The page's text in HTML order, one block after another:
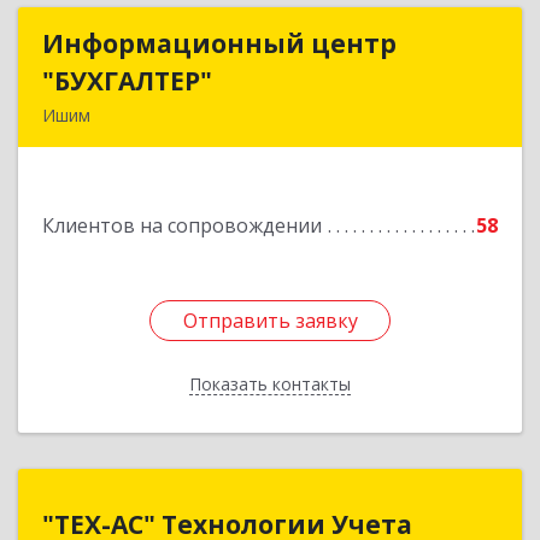
Информационный центр
"БУХГАЛТЕР"
Ишим
Клиентов на сопровождении 58
Отправить заявку
Показать контакты
Информационный центр
Подробнее
Отправить заявку
Назад
"ТЕХ-АС" Технологии Учета